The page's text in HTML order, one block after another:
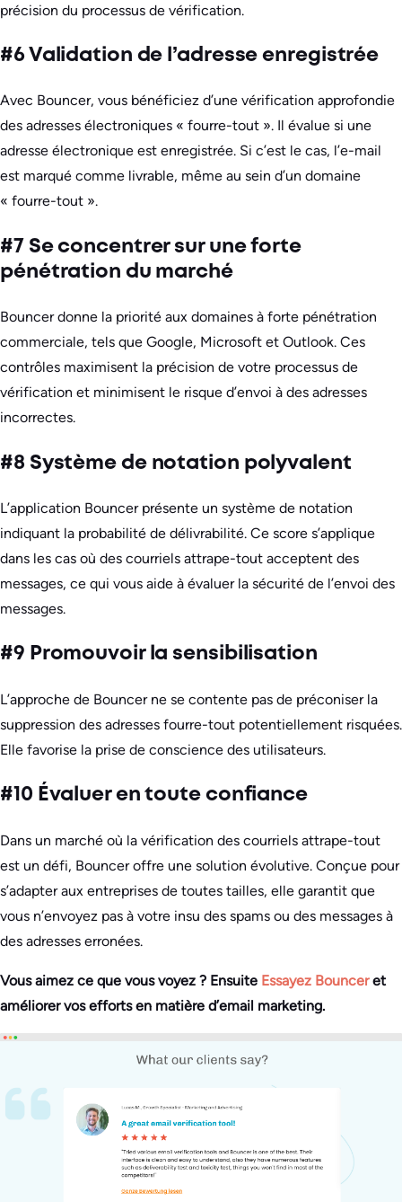
précision du processus de vérification.
#6 Validation de l’adresse enregistrée
Avec Bouncer, vous bénéficiez d’une vérification approfondie
des adresses électroniques « fourre-tout ». Il évalue si une
adresse électronique est enregistrée. Si c’est le cas, l’e-mail
est marqué comme livrable, même au sein d’un domaine
« fourre-tout ».
#7 Se concentrer sur une forte
pénétration du marché
Bouncer donne la priorité aux domaines à forte pénétration
commerciale, tels que Google, Microsoft et Outlook. Ces
contrôles maximisent la précision de votre processus de
vérification et minimisent le risque d’envoi à des adresses
incorrectes.
#8 Système de notation polyvalent
L’application Bouncer présente un système de notation
indiquant la probabilité de délivrabilité. Ce score s’applique
dans les cas où des courriels attrape-tout acceptent des
messages, ce qui vous aide à évaluer la sécurité de l’envoi des
messages.
#9 Promouvoir la sensibilisation
L’approche de Bouncer ne se contente pas de préconiser la
suppression des adresses fourre-tout potentiellement risquées.
Elle favorise la prise de conscience des utilisateurs.
#10 Évaluer en toute confiance
Dans un marché où la vérification des courriels attrape-tout
est un défi, Bouncer offre une solution évolutive. Conçue pour
s’adapter aux entreprises de toutes tailles, elle garantit que
vous n’envoyez pas à votre insu des spams ou des messages à
des adresses erronées.
Vous aimez ce que vous voyez ? Ensuite Essayez Bounceret
améliorer vos efforts en matière d’email marketing.